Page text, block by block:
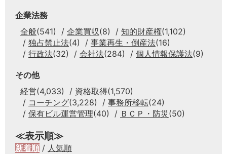
企業法務
全般(541) 企業買収(8) 知的財産権(1,102)
独占禁止法(4) 事業再生・倒産法(16)
行政法(32) 会社法(284) 個人情報保護法(9)
その他
経営(4,033) 資格取得(1,570)
コーチング(3,228) 事務所移転(24)
保有ビル運営管理(40) ＢＣＰ・防災 (50)
≪表示順≫
新着順 / 人気順